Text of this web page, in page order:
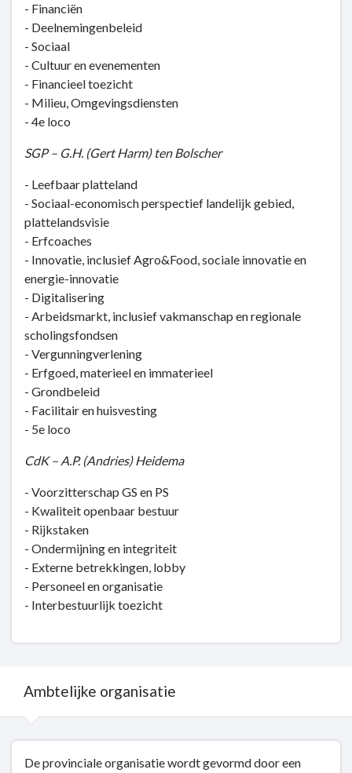
- Financiën
- Deelnemingenbeleid
- Sociaal
- Cultuur en evenementen
- Financieel toezicht
- Milieu, Omgevingsdiensten
- 4e loco
SGP – G.H. (Gert Harm) ten Bolscher
- Leefbaar platteland
- Sociaal-economisch perspectief landelijk gebied,
plattelandsvisie
- Erfcoaches
- Innovatie, inclusief Agro&Food, sociale innovatie en
energie-innovatie
- Digitalisering
- Arbeidsmarkt, inclusief vakmanschap en regionale
scholingsfondsen
- Vergunningverlening
- Erfgoed, materieel en immaterieel
- Grondbeleid
- Facilitair en huisvesting
- 5e loco
CdK – A.P. (Andries) Heidema
- Voorzitterschap GS en PS
- Kwaliteit openbaar bestuur
- Rijkstaken
- Ondermijning en integriteit
- Externe betrekkingen, lobby
- Personeel en organisatie
- Interbestuurlijk toezicht
Ambtelijke organisatie
De provinciale organisatie wordt gevormd door een